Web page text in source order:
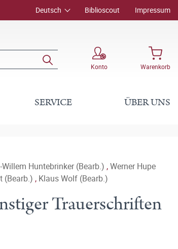
Deutsch Biblioscout Impressum
Konto Warenkorb
SERVICE ÜBER UNS
Huntebrinker (Bearb.) ,Werner Hupe
(Bearb.) , Klaus Wolf (Bearb.)
Trauerschriften